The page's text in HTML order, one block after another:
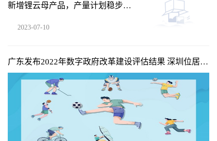
新增锂云母产品，产量计划稳步兑
2023-07-10
广东发布2022年数字政府改革建设评估结果 深圳位居省
内第一梯队